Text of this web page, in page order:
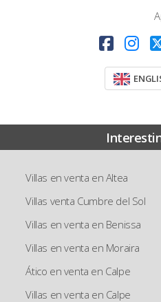
Villas en venta en Altea
Villas venta Cumbre del Sol
Villas en venta en Benissa
Villas en venta en Moraira
Ático en venta en Calpe
Villas en venta en Calpe